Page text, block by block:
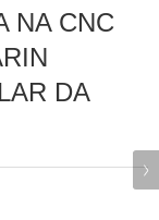
NA CNC
DA